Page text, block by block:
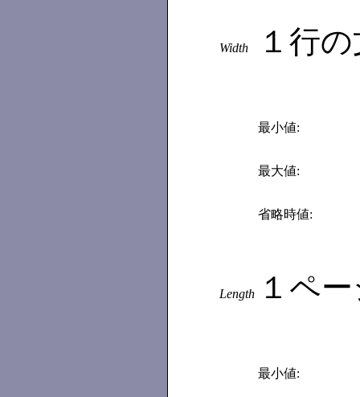
Width １行
最小値:
最大値:
省略時値:
Length １ペ
最小値: